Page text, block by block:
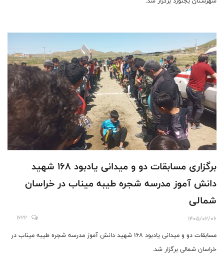
برگزاری مسابقات دو و میدانی یادبود ۱۶۸ شهید
دانش آموز مدرسه شجره طیبه میناب در خراسان
شمالی
1405/02/06
1622
مسابقات دو و میدانی یادبود ۱۶۸ شهید دانش آموز مدرسه شجره طیبه میناب در
خراسان شمالی برگزار شد.